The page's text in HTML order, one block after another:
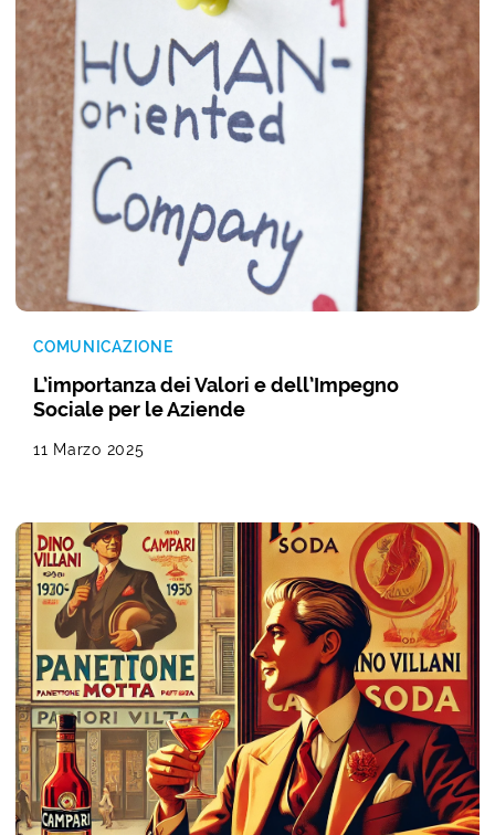
COMUNICAZIONE
L’importanza dei Valori e dell’Impegno
Sociale per le Aziende
11 Marzo 2025